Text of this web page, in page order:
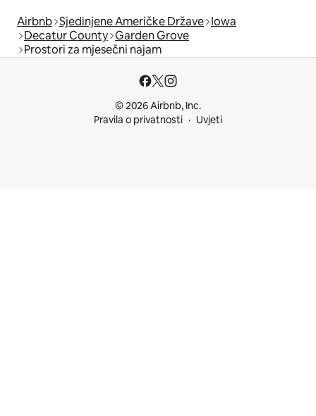
Airbnb Sjedinjene Američke Države Iowa
Decatur County Garden Grove
Prostori za mjesečni najam
© 2026 Airbnb, Inc.
Pravila o privatnosti
Uvjeti